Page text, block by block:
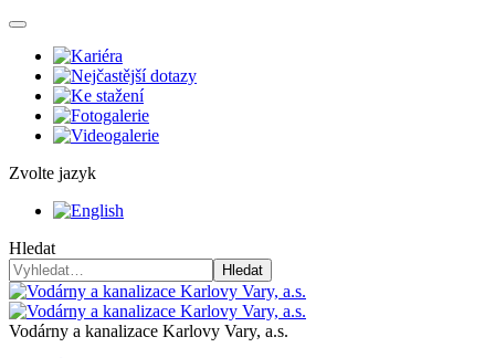
Zvolte jazyk
Hledat
Hledat
Vodárny a kanalizace Karlovy Vary, a.s.